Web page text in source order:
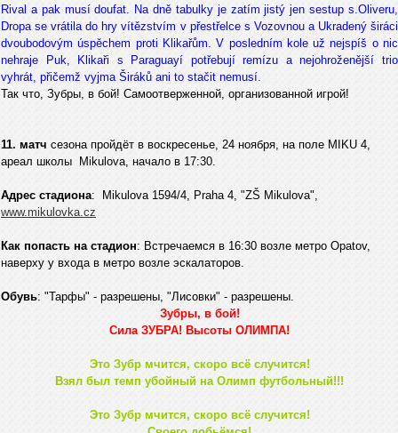
Rival a pak musí doufat. Na dně tabulky je zatím jistý jen sestup s.Oliveru,
Dropa se vrátila do hry vítězstvím v přestřelce s Vozovnou a Ukradený širáci
dvoubodovým úspěchem proti Klikařům. V posledním kole už nejspíš o nic
nehraje Puk, Klikaři s Paraguayí potřebují remízu a nejohroženější trio
vyhrát, přičemž vyjma Širáků ani to stačit nemusí.
Так что, Зубры, в бой! Самоотверженной, организованной игрой!
11. матч сезона пройдёт в воскресенье, 24 ноября, на поле MIKU 4,
ареал школы Mikulova, начало в 17:30.
Адрес стадиона: Mikulova 1594/4, Praha 4, "ZŠ Mikulova",
www.mikulovka.cz
Как попасть на стадион: Встречаемся в 16:30 возле метро Opatov,
наверху у входа в метро возле эскалаторов.
Обувь: "Тарфы" - разрешены, "Лисовки" - разрешены.
Зубры, в бой!
Сила ЗУБРА! Высоты ОЛИМПА!
Это Зубр мчится, скоро всё случится!
Взял был темп убойный на Олимп футбольный!!!
Это Зубр мчится, скоро всё случится!